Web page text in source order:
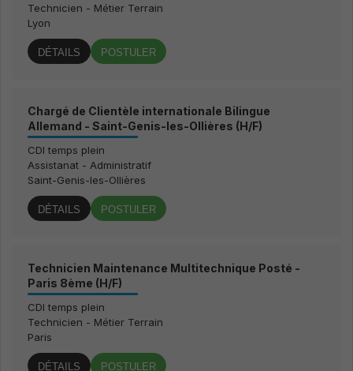
Technicien - Métier Terrain
Lyon
DÉTAILS POSTULER
Chargé de Clientèle internationale Bilingue
Allemand - Saint-Genis-les-Ollières (H/F)
CDI temps plein
Assistanat - Administratif
Saint-Genis-les-Ollières
DÉTAILS POSTULER
Technicien Maintenance Multitechnique Posté -
Paris 8ème (H/F)
CDI temps plein
Technicien - Métier Terrain
Paris
DÉTAILS POSTULER